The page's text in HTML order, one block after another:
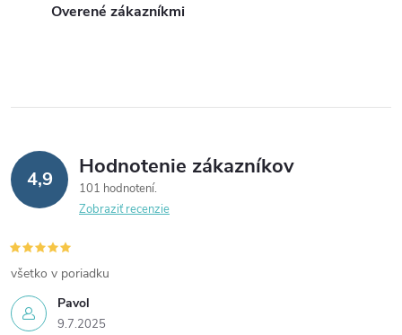
Overené zákazníkmi
4,9 Hodnotenie zákazníkov
101 hodnotení
Zobraziť recenzie
Pavol
9.7.2025
všetko v poriadku